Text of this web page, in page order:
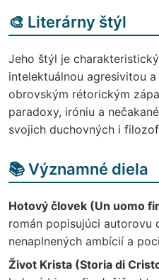
🎨 Literárny štýl
Jeho štýl je
intelektuálnou agresivitou
obrovským rétorickým
paradoxy, iróniu a
svojich duchovných i
📚 Významné diela
Hotový človek (Un uomo
román popisujúci autorovu
nenaplnených ambícií a
Život Krista (Storia di